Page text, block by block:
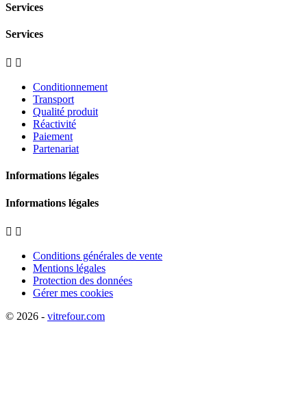
Services
Services
 
Conditionnement
Transport
Qualité produit
Réactivité
Paiement
Partenariat
Informations légales
Informations légales
 
Conditions générales de vente
Mentions légales
Protection des données
Gérer mes cookies
© 2026 - vitrefour.com